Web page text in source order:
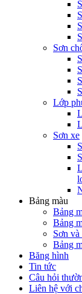
Sơn
Lớp
Sơn xe
Bảng màu
Bảng
Bảng
Sơn
Bảng
Băng hình
Tin tức
Câu hỏi
Liên hệ với